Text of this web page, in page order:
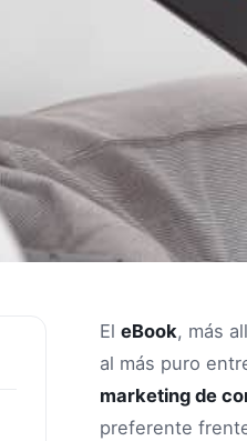
El eBook, más
al más puro
marketing de
preferente